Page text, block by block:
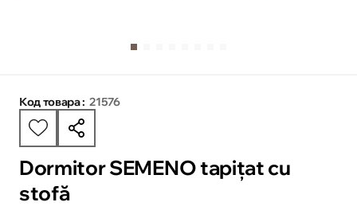
Код товара : 21576
Dormitor SEMENO tapițat cu
stofă